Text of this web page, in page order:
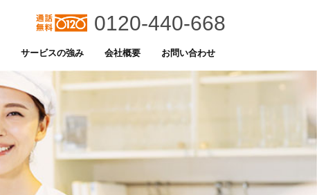
0120-440-668
サービスの強み 会社概要 お問い合わせ